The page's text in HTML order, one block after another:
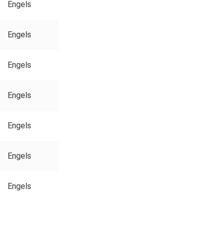
Engels
Engels
Engels
Engels
Engels
Engels
Engels